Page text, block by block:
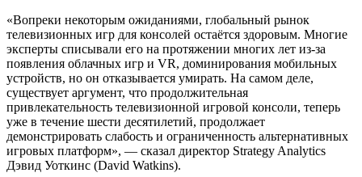
«Вопреки некоторым ожиданиями, глобальный рынок
телевизионных игр для консолей остаётся здоровым. Многие
эксперты списывали его на протяжении многих лет из-за
появления облачных игр и VR, доминирования мобильных
устройств, но он отказывается умирать. На самом деле,
существует аргумент, что продолжительная
привлекательность телевизионной игровой консоли, теперь
уже в течение шести десятилетий, продолжает
демонстрировать слабость и ограниченность альтернативных
игровых платформ», — сказал директор Strategy Analytics
Дэвид Уоткинс (David Watkins).